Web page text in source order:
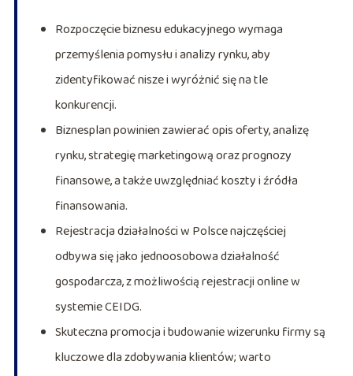
Rozpoczęcie biznesu edukacyjnego wymaga
przemyślenia pomysłu i analizy rynku, aby
zidentyfikować nisze i wyróżnić się na tle
konkurencji.
Biznesplan powinien zawierać opis oferty, analizę
rynku, strategię marketingową oraz prognozy
finansowe, a także uwzględniać koszty i źródła
finansowania.
Rejestracja działalności w Polsce najczęściej
odbywa się jako jednoosobowa działalność
gospodarcza, z możliwością rejestracji online w
systemie CEIDG.
Skuteczna promocja i budowanie wizerunku firmy są
kluczowe dla zdobywania klientów; warto